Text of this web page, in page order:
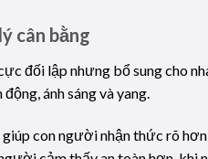
cân bằng
đối lập nhưng bổ sung cho
ánh sáng và yang.
con người nhận thức rõ